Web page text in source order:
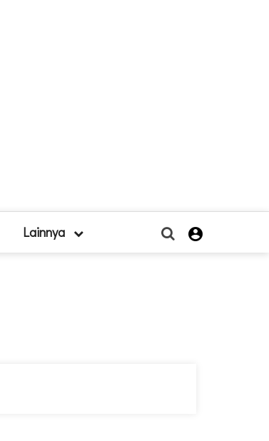
Lainnya 